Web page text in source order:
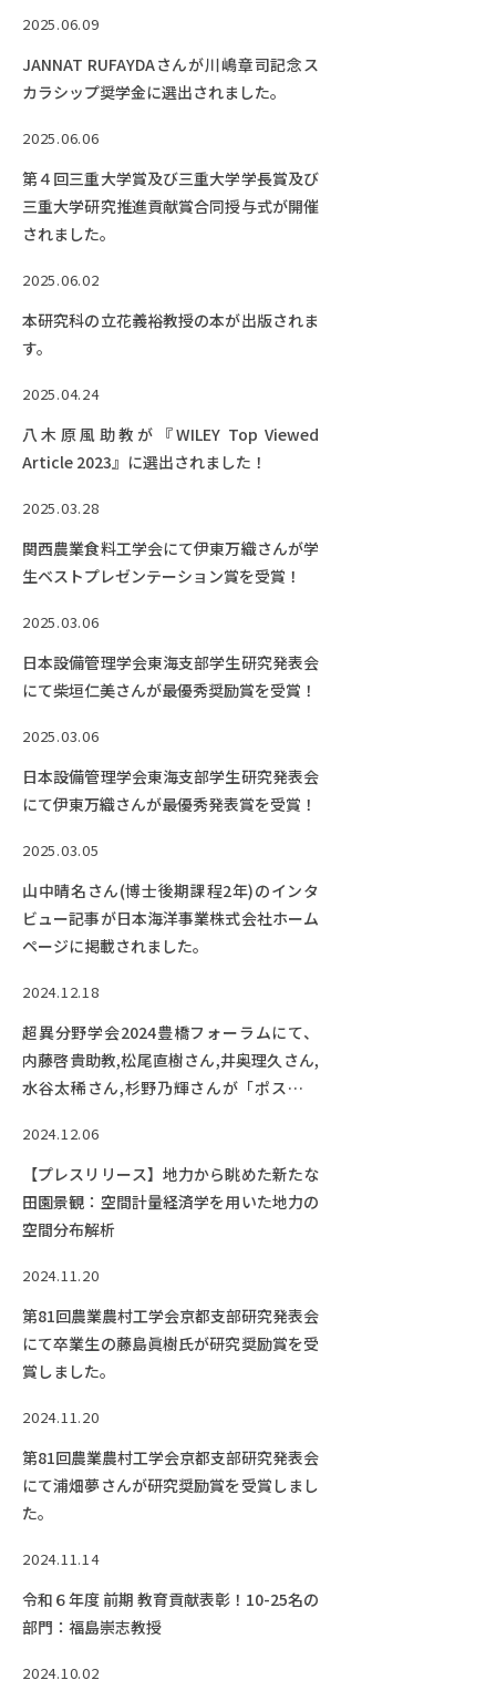
2025.06.09
JANNAT RUFAYDAさんが川嶋章司記念ス
カラシップ奨学金に選出されました。
2025.06.06
第４回三重大学賞及び三重大学学長賞及び
三重大学研究推進貢献賞合同授与式が開催
されました。
2025.06.02
本研究科の立花義裕教授の本が出版されま
す。
2025.04.24
八木原風助教が『WILEY Top Viewed
Article 2023』に選出されました！
2025.03.28
関西農業食料工学会にて伊東万織さんが学
生ベストプレゼンテーション賞を受賞！
2025.03.06
日本設備管理学会東海支部学生研究発表会
にて柴垣仁美さんが最優秀奨励賞を受賞！
2025.03.06
日本設備管理学会東海支部学生研究発表会
にて伊東万織さんが最優秀発表賞を受賞！
2025.03.05
山中晴名さん(博士後期課程2年)のインタ
ビュー記事が日本海洋事業株式会社ホーム
ページに掲載されました。
2024.12.18
超異分野学会2024豊橋フォーラムにて、
内藤啓貴助教,松尾直樹さん,井奥理久さん,
水谷太稀さん,杉野乃輝さんが「ポスター
受賞！
2024.12.06
【プレスリリース】地力から眺めた新たな
田園景観：空間計量経済学を用いた地力の
空間分布解析
2024.11.20
第81回農業農村工学会京都支部研究発表会
にて卒業生の藤島眞樹氏が研究奨励賞を受
賞しました。
2024.11.20
第81回農業農村工学会京都支部研究発表会
にて浦畑夢さんが研究奨励賞を受賞しまし
た。
2024.11.14
令和６年度 前期 教育貢献表彰！10-25名の
部門：福島崇志教授
2024.10.02